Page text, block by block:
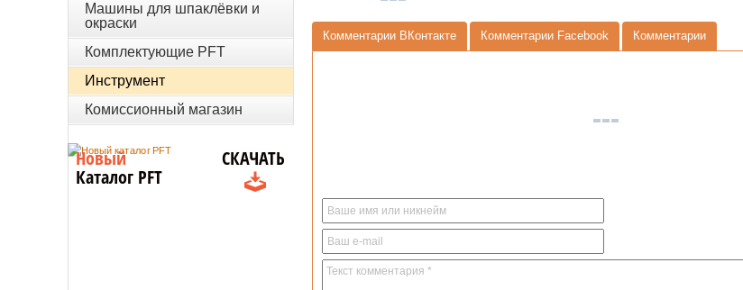
Комментарии ВКонтакте Комментарии Facebook Комментарии
Машины для шпаклёвки и
окраски
Комплектующие PFT
Инструмент
Комиссионный магазин
Новый
Каталог PFT
СКАЧАТЬ